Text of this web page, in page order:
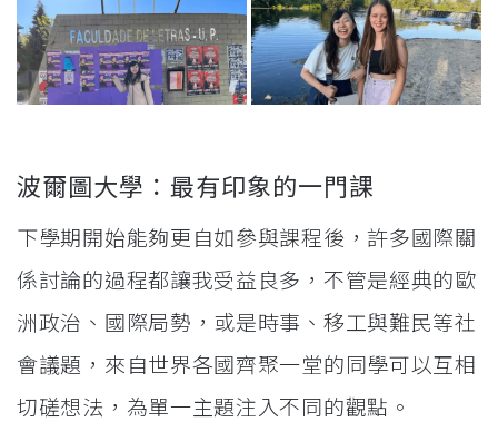
波爾圖大學：最有印象的一門課
下學期開始能夠更自如參與課程後，許多國際關
係討論的過程都讓我受益良多，不管是經典的歐
洲政治、國際局勢，或是時事、移工與難民等社
會議題，來自世界各國齊聚一堂的同學可以互相
切磋想法，為單一主題注入不同的觀點。